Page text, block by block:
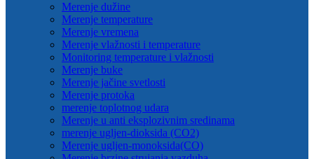
Merenje dužine
Merenje temperature
Merenje vremena
Merenje vlažnosti i temperature
Monitoring temperature i vlažnosti
Merenje buke
Merenje jačine svetlosti
Merenje protoka
merenje toplotnog udara
Merenje u anti eksplozivnim sredinama
merenje ugljen-dioksida (CO2)
Merenje ugljen-monoksida(CO)